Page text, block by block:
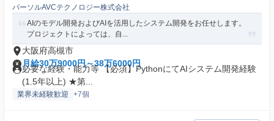
パーソルAVCテクノロジー株式会社
AIのモデル開発およびAIを活用したシステム開発をお任せします。
プロジェクトによっては、自...
大阪府高槻市
月給30万9000円～38万6000円
必要な経験・能力等 【必須】PythonにてAIシステム開発経験
(1.5年以上) ★第...
業界未経験歓迎 +7個